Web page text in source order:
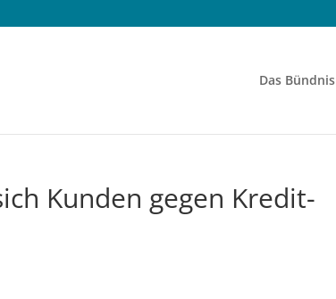
Das Bündnis
Kunden gegen Kredit­